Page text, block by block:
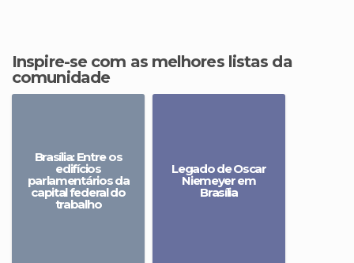
Inspire-se com as melhores listas da
comunidade
Brasília: Entre os
edifícios
parlamentários da
capital federal do
trabalho
Legado de Oscar
Niemeyer em
Brasília